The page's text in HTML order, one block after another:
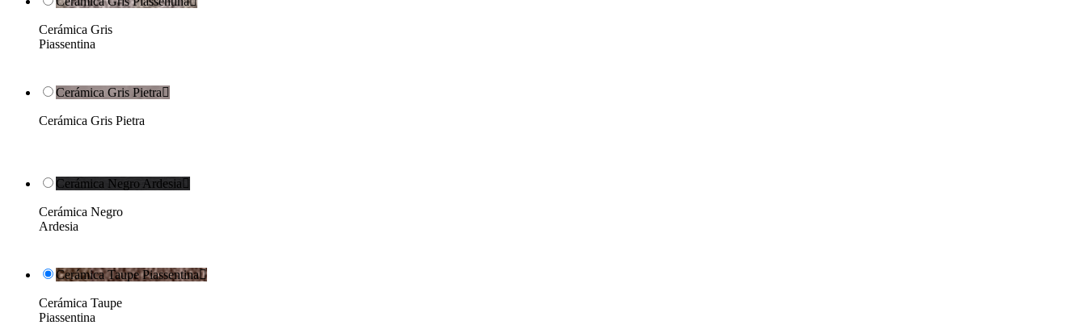
Cerámica Gris
Piassentina
Cerámica Gris Pietra
Cerámica Gris Pietra
Cerámica Negro Ardesia
Cerámica Negro
Ardesia
Cerámica Taupe Piassentina
Cerámica Taupe
Piassentina